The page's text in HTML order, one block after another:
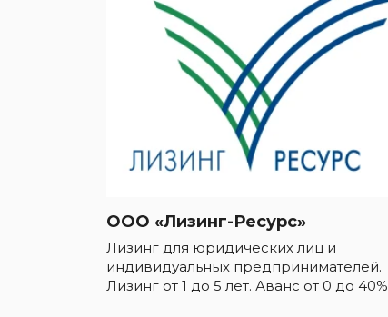
ООО «Лизинг-Ресурс»
Лизинг для юридических лиц и
индивидуальных предпринимателей.
Лизинг от 1 до 5 лет. Аванс от 0 до 40%